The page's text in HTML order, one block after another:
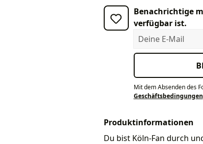
Benachrichtige
verfügbar ist.
Deine E-Mail
Mit dem Absenden des
Geschäftsbedingungen
Produktinformationen
Du bist Köln-Fan durch